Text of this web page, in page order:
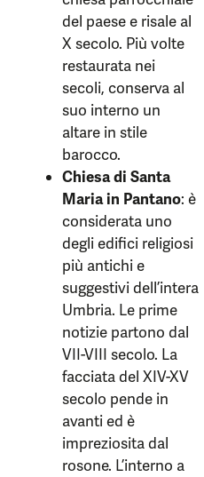
del paese e risale al
X secolo. Più volte
restaurata nei
secoli, conserva al
suo interno un
altare in stile
barocco.
Chiesa di Santa
Maria in Pantano: è
considerata uno
degli edifici religiosi
più antichi e
suggestivi dell’intera
Umbria. Le prime
notizie partono dal
VII-VIII secolo. La
facciata del XIV-XV
secolo pende in
avanti ed è
impreziosita dal
rosone. L’interno a